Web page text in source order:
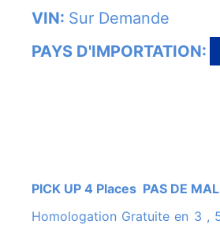
VIN: Sur Demande
PAYS D'IMPORTATION:
PICK UP 4 Places PAS DE
Homologation Gratuite en 3 , 5 ou 6 Places sur